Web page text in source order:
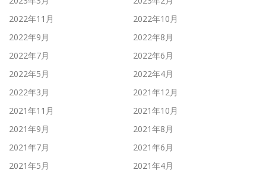
2022年11月
2022年10月
2022年9月
2022年8月
2022年7月
2022年6月
2022年5月
2022年4月
2022年3月
2021年12月
2021年11月
2021年10月
2021年9月
2021年8月
2021年7月
2021年6月
2021年5月
2021年4月